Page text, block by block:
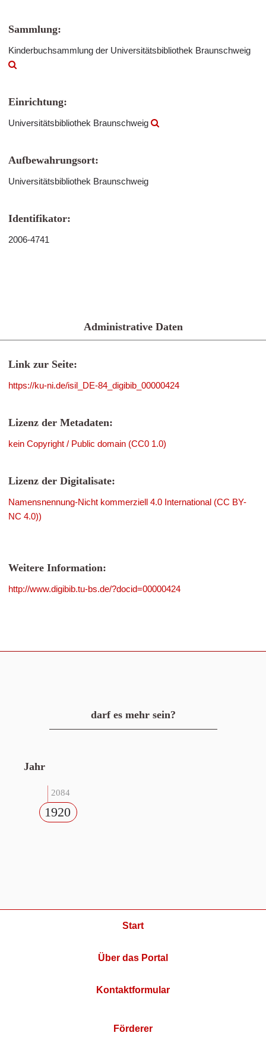
Sammlung:
Kinderbuchsammlung der Universitätsbibliothek Braunschweig
Einrichtung:
Universitätsbibliothek Braunschweig
Aufbewahrungsort:
Universitätsbibliothek Braunschweig
Identifikator:
2006-4741
Administrative Daten
Link zur Seite:
https://ku-ni.de/isil_DE-84_digibib_00000424
Lizenz der Metadaten:
kein Copyright / Public domain (CC0 1.0)
Lizenz der Digitalisate:
Namensnennung-Nicht kommerziell 4.0 International (CC BY-
NC 4.0))
Weitere Information:
http://www.digibib.tu-bs.de/?docid=00000424
darf es mehr sein?
Jahr
2084
1920
Start
Über das Portal
Kontaktformular
Förderer